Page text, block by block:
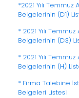
*2021 Yılı
Belgelerinin (D1)
* 2021 Yılı
Belgelerinin (D3)
* 2021 Yılı
Belgelerinin (H)
* Firma Talebine
Belgeleri Listesi